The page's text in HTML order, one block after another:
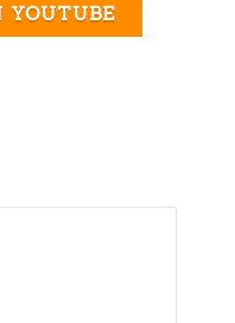
YOUTUBE